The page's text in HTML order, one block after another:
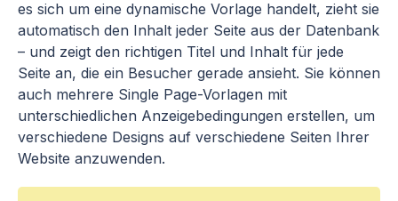
es sich um eine dynamische Vorlage handelt, zieht sie
automatisch den Inhalt jeder Seite aus der Datenbank
– und zeigt den richtigen Titel und Inhalt für jede
Seite an, die ein Besucher gerade ansieht. Sie können
auch mehrere Single Page-Vorlagen mit
unterschiedlichen Anzeigebedingungen erstellen, um
verschiedene Designs auf verschiedene Seiten Ihrer
Website anzuwenden.